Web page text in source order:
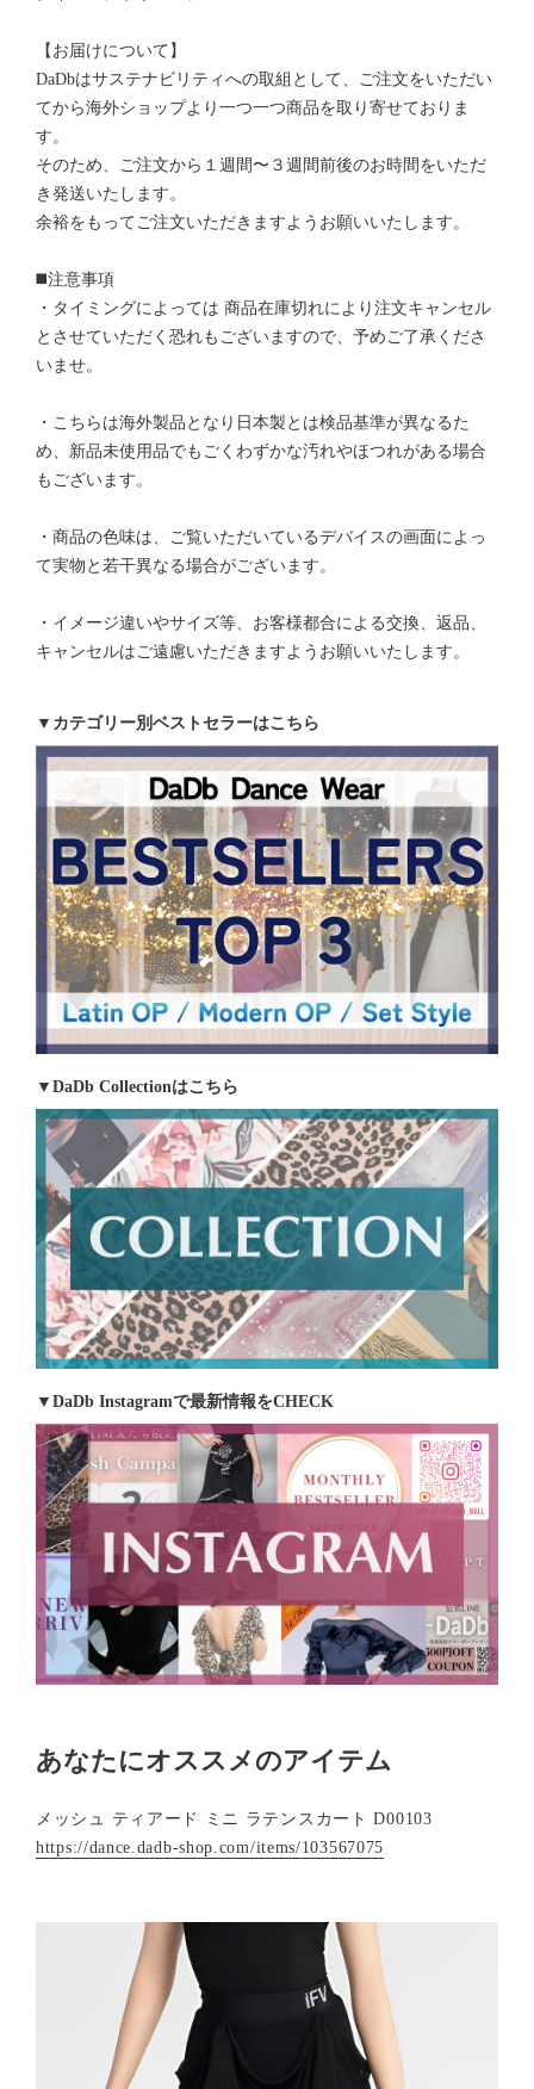
【お届けについて】
DaDbはサステナビリティへの取組として、ご注文をいただい
てから海外ショップより一つ一つ商品を取り寄せておりま
す。
そのため、ご注文から１週間〜３週間前後のお時間をいただ
き発送いたします。
余裕をもってご注文いただきますようお願いいたします。
◼️注意事項
・タイミングによっては 商品在庫切れにより注文キャンセル
とさせていただく恐れもございますので、予めご了承くださ
いませ。
・こちらは海外製品となり日本製とは検品基準が異なるた
め、新品未使用品でもごくわずかな汚れやほつれがある場合
もございます。
・商品の色味は、ご覧いただいているデバイスの画面によっ
て実物と若干異なる場合がございます。
・イメージ違いやサイズ等、お客様都合による交換、返品、
キャンセルはご遠慮いただきますようお願いいたします。
▼カテゴリー別ベストセラーはこちら
▼DaDb Collectionはこちら
▼DaDb Instagramで最新情報をCHECK
あなたにオススメのアイテム
メッシュ ティアード ミニ ラテンスカート D00103
https://dance.dadb-shop.com/items/103567075